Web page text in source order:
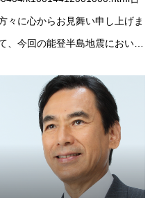
々に心からお見舞い申し上げま
今回の能登半島地震において